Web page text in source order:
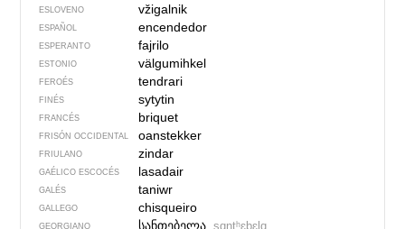
ESLOVENO vžigalnik
ESPAÑOL encendedor
ESPERANTO fajrilo
ESTONIO välgumihkel
FEROÉS tendrari
FINÉS sytytin
FRANCÉS briquet
FRISÓN OCCIDENTAL oanstekker
FRIULANO zindar
GAÉLICO ESCOCÉS lasadair
GALÉS taniwr
GALLEGO chisqueiro
GEORGIANO სანთებელა sɑntʰɛbɛlɑ